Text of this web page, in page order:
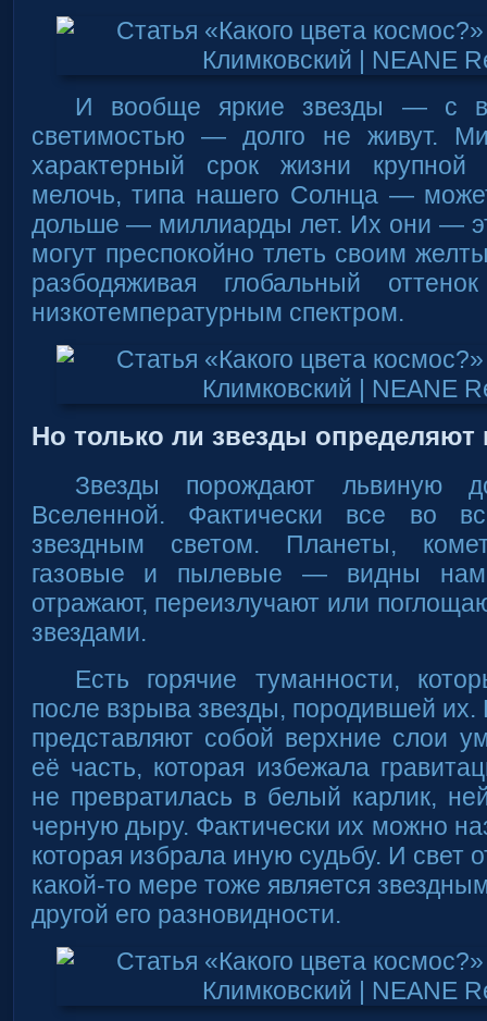
И вообще яркие звезды — с
светимостью — долго не живут.
характерный срок жизни
мелочь, типа нашего Солнца —
дольше — миллиарды лет. Их они —
могут преспокойно тлеть своим
разбодяживая глобальный
низкотемпературным спектром.
Но только ли звезды определяют
Звезды порождают львиную
Вселенной. Фактически все во
звездным светом. Планеты,
газовые и пылевые — видны
отражают, переизлучают или
звездами.
Есть горячие туманности,
после взрыва звезды, породившей их.
представляют собой верхние слои
её часть, которая избежала
не превратилась в белый карлик,
черную дыру. Фактически их можно
которая избрала иную судьбу. И свет
какой-то мере тоже является
другой его разновидности.